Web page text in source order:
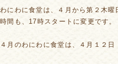
わにわに食堂は、４月から第２木曜
時間も、17時スタートに変更です。
４月のわにわに食堂は、４月１２日